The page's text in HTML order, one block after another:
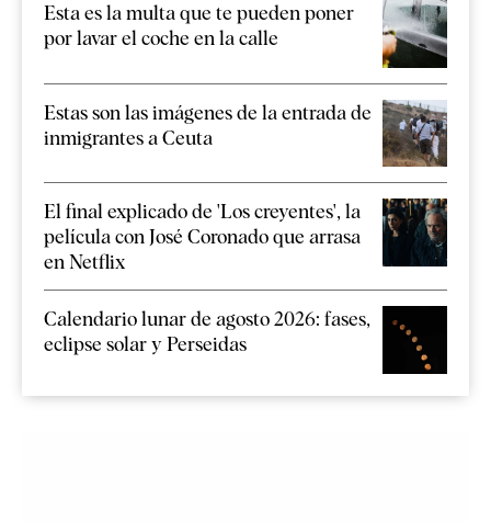
Esta es la multa que te pueden poner
por lavar el coche en la calle
Estas son las imágenes de la entrada de
inmigrantes a Ceuta
El final explicado de 'Los creyentes', la
película con José Coronado que arrasa
en Netflix
Calendario lunar de agosto 2026: fases,
eclipse solar y Perseidas